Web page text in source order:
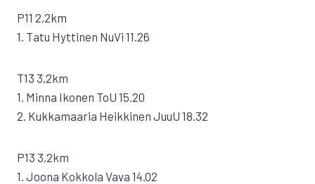
P11 2,2km
1. Tatu Hyttinen NuVi 11.26
T13 3,2km
1. Minna Ikonen ToU 15.20
2. Kukkamaaria Heikkinen JuuU 18.32
P13 3,2km
1. Joona Kokkola Vava 14.02